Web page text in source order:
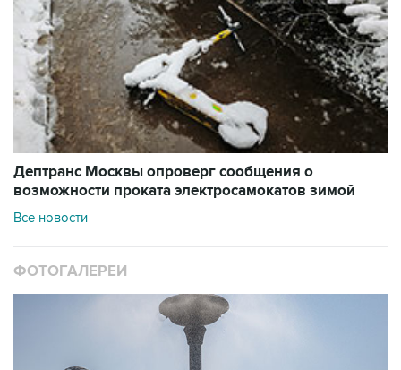
Дептранс Москвы опроверг сообщения о
возможности проката электросамокатов зимой
Все новости
ФОТОГАЛЕРЕИ